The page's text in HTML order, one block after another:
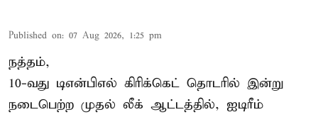
Published on: 07 Aug 2026, 1:25 pm
நத்தம்,
10-வது டிஎன்பிஎல் கிரிக்கெட் தொடரில் இன்று
நடைபெற்ற முதல் லீக் ஆட்டத்தில், ஐடிரீம்